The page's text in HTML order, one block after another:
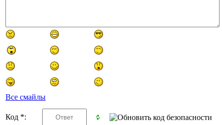
Все смайлы
Код *: